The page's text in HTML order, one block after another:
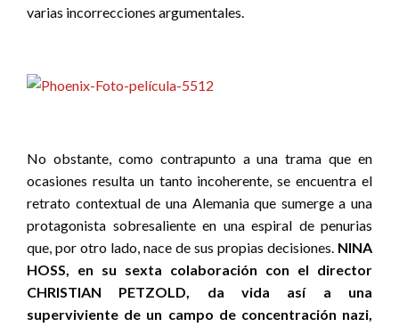
varias incorrecciones argumentales.
No obstante, como contrapunto a una trama que en
ocasiones resulta un tanto incoherente, se encuentra el
retrato contextual de una Alemania que sumerge a una
protagonista sobresaliente en una espiral de penurias
que, por otro lado, nace de sus propias decisiones. NINA
HOSS, en su sexta colaboración con el director
CHRISTIAN PETZOLD, da vida así a una
superviviente de un campo de concentración nazi,